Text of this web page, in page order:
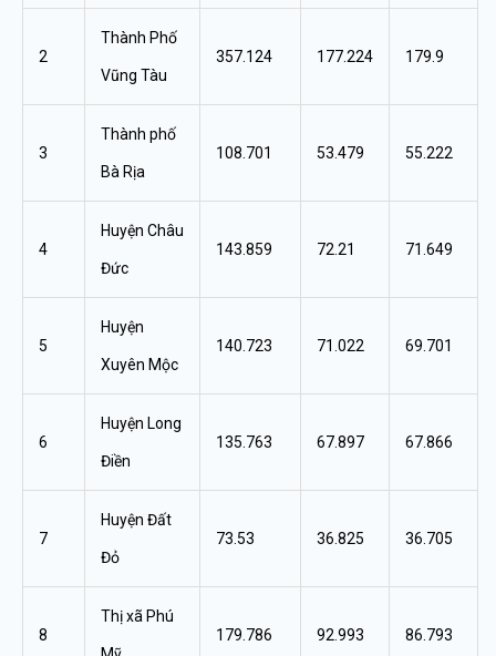
2
Thành Phố
Vũng Tàu
357.124 177.224 179.9
3
Thành phố
Bà Rịa
108.701 53.479 55.222
4
Huyện Châu
Đức
143.859 72.21 71.649
5
Huyện
Xuyên Mộc
140.723 71.022 69.701
6
Huyện Long
Điền
135.763 67.897 67.866
7
Huyện Đất
Đỏ
73.53 36.825 36.705
8
Thị xã Phú
179.786 92.993 86.793